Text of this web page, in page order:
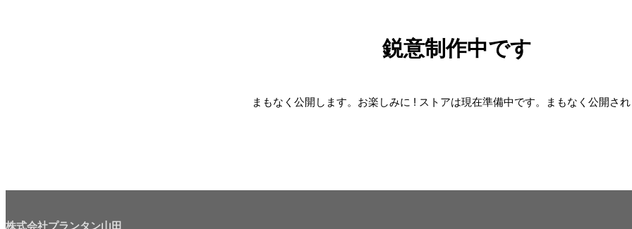
鋭意制作中です
まもなく公開します。お楽しみに ! ストアは現在準備中です。まもなく公開さ
株式会社プランタン山田